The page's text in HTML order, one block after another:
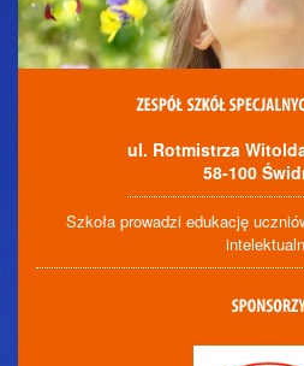
ul. Rotmistrza
58-100
Szkoła prowadzi edukację